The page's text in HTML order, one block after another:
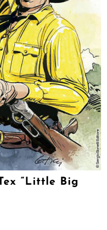
“Little Big